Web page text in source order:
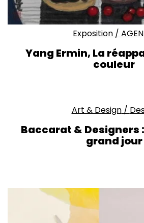
Exposition /
Yang Ermin, La
couleur
Art & Design/
Baccarat & Designers
grand jour